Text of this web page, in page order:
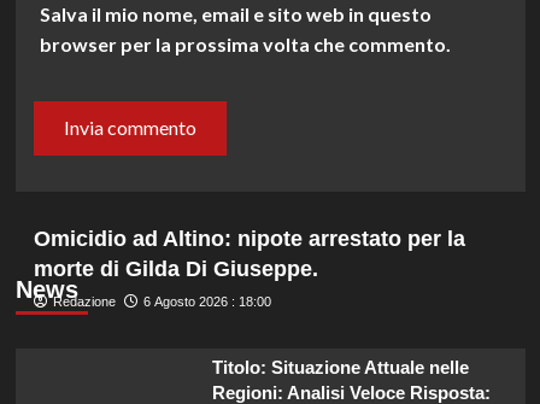
Salva il mio nome, email e sito web in questo
browser per la prossima volta che commento.
News
Omicidio ad Altino: nipote arrestato per la
morte di Gilda Di Giuseppe.
Redazione 6 Agosto 2026 : 18:00
Titolo: Situazione Attuale nelle
Regioni: Analisi Veloce Risposta: